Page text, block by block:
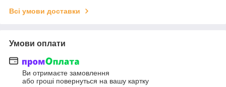
Всі умови доставки
Умови оплати
Ви отримаєте замовлення
або гроші повернуться на вашу картку